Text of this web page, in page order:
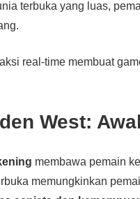
terbuka yang luas,
real-time membuat
West:
membawa pemain
memungkinkan